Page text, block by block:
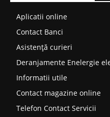
Aplicatii online
Contact Banci
Asistență curieri
Deranjamente Enelergie
Informatii utile
Contact magazine online
Telefon Contact Servicii